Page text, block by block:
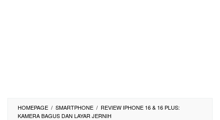
HOMEPAGE / SMARTPHONE / REVIEW IPHONE 16 & 16 PLUS:
KAMERA BAGUS DAN LAYAR JERNIH